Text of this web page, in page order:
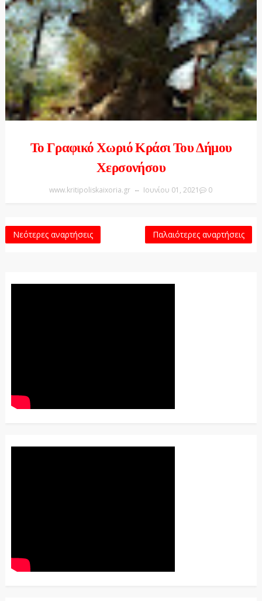
Το Γραφικό Χωριό Κράσι Του Δήμου
Χερσονήσου
www.kritipoliskaixoria.gr Ιουνίου 01, 2021 0
Νεότερες αναρτήσεις Παλαιότερες αναρτήσεις